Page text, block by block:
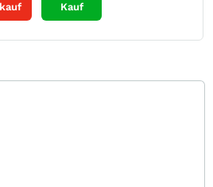
Kauf